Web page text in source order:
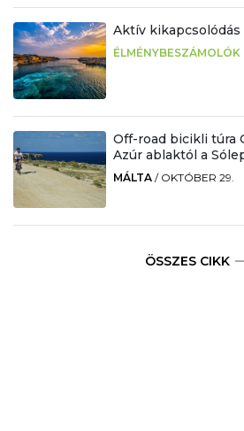
Aktív
ÉLMÉNYBESZÁMOLÓK
Off-road bicikli túra
Azúr ablaktól a
MÁLTA / OKTÓBER 29.
ÖSSZES CIKK